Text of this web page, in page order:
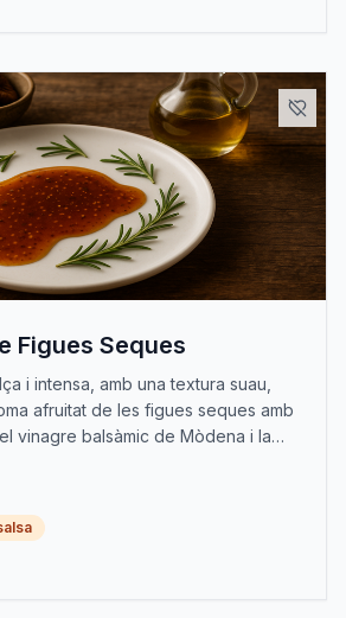
Figues Seques
i intensa, amb una textura suau,
afruitat de les figues seques amb
vinagre balsàmic de Mòdena i la
verge extra.